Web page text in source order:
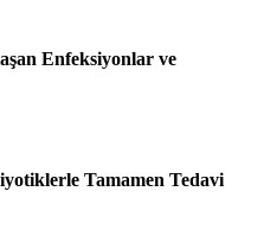
Enfeksiyonlar ve
Tamamen Tedavi